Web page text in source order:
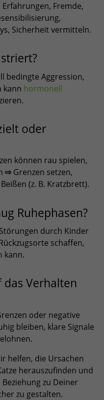
Erfahrungen, Fremde,
Sicherheit vermitteln.
bedingte Aggression,
kann hormonell
oder
können rau spielen,
⇨ Grenzen setzen,
(z. B. Kratzbrett).
Ruhephasen?
durch Kinder
schaffen,
kann.
Verhalten
oder negative
bleiben, klare Signale
helfen, die Ursachen
herauszufinden und
zu Deiner
zu gestalten.